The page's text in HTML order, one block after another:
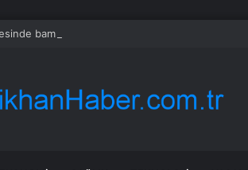
bambaşka bir dünya var